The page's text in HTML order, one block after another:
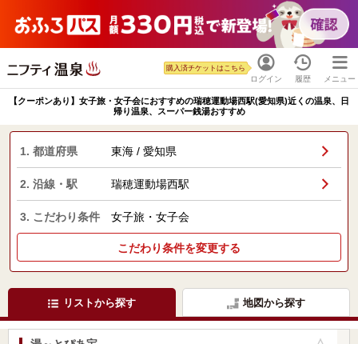
ログイン
購入済チケットはこちら
履歴 メニュー
【クーポンあり】女子旅・女子会におすすめの瑞穂運動場西駅(愛知県)近くの温泉、日
帰り温泉、スーパー銭湯おすすめ
1. 都道府県 東海 / 愛知県
2. 沿線・駅 瑞穂運動場西駅
3. こだわり条件 女子旅・女子会
こだわり条件を変更する
リストから探す 地図から探す